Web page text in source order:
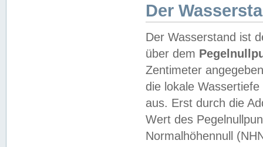
Der
Der Wasserstand ist
über dem
Zentimeter
die lokale
aus. Erst durch die
Wert des
Normalhöhennull